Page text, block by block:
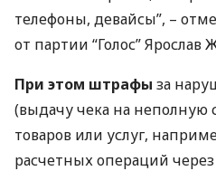
телефоны, девайсы”, –
от партии “Голос” Ярослав
При этом штрафы за
(выдачу чека на неполную
товаров или услуг,
расчетных операций через